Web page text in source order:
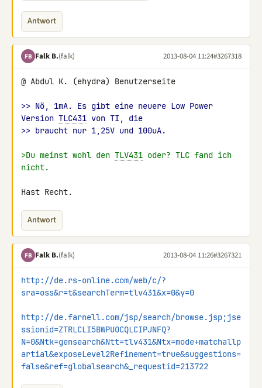
Antwort
FB Falk B.(falk) 2013-08-04 11:24#3267318
@ Abdul K. (ehydra) Benutzerseite
>> Nö, 1mA. Es gibt eine neuere Low Power
Version TLC431 von TI, die
>> braucht nur 1,25V und 100uA.
>Du meinst wohl den TLV431 oder? TLC fand ich
nicht.
Hast Recht.
Antwort
FB Falk B.(falk) 2013-08-04 11:26#3267321
http://de.rs-online.com/web/c/?
sra=oss&r=t&searchTerm=tlv431&x=0&y=0
http://de.farnell.com/jsp/search/browse.jsp;jse
ssionid=ZTRLCLI5BWPUOCQLCIPJNFQ?
N=0&Ntk=gensearch&Ntt=tlv431&Ntx=mode+matchallp
artial&exposeLevel2Refinement=true&suggestions=
false&ref=globalsearch&_requestid=213722